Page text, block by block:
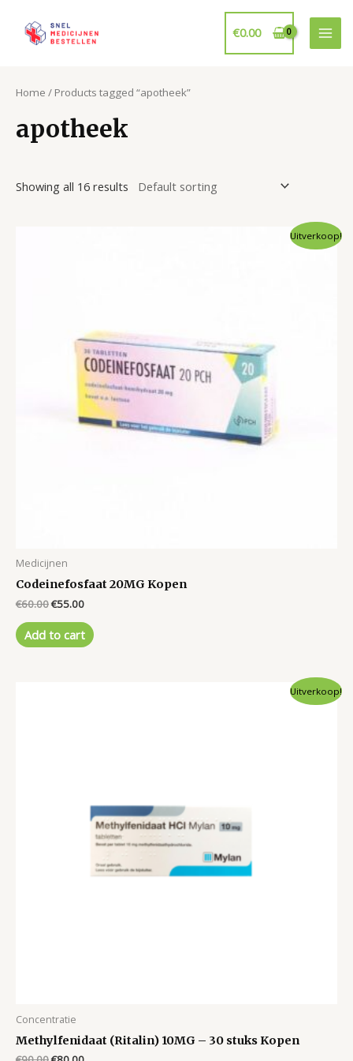
€0.00
Home / Products tagged “apotheek”
apotheek
Showing all 16 results
Uitverkoop!
Medicijnen
Codeinefosfaat 20MG Kopen
€60.00Original
was:
€60.00.
€55.00Current
is:
€55.00.
Add to cart
Uitverkoop!
Concentratie
Methylfenidaat (Ritalin) 10MG – 30 stuks Kopen